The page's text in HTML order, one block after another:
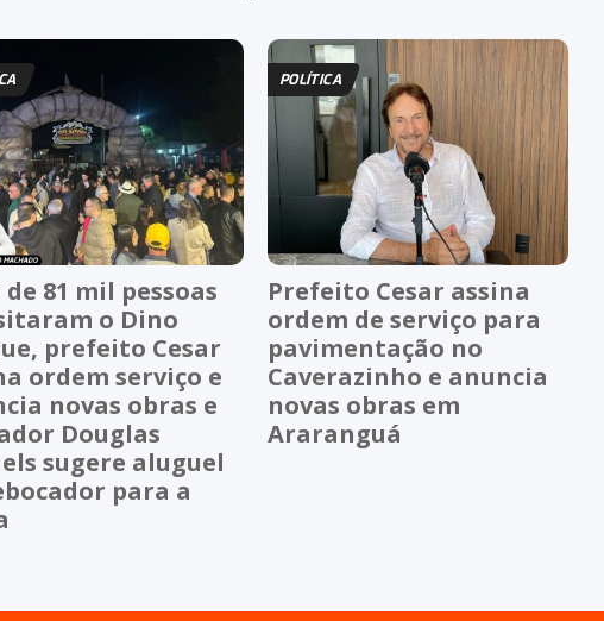
de 81 mil pessoas
o Dino
prefeito Cesar
ordem serviço e
novas obras e
Douglas
sugere aluguel
para a
POLÍTICA
Prefeito Cesar assina
ordem de serviço para
pavimentação no
Caverazinho e anuncia
novas obras em
Araranguá